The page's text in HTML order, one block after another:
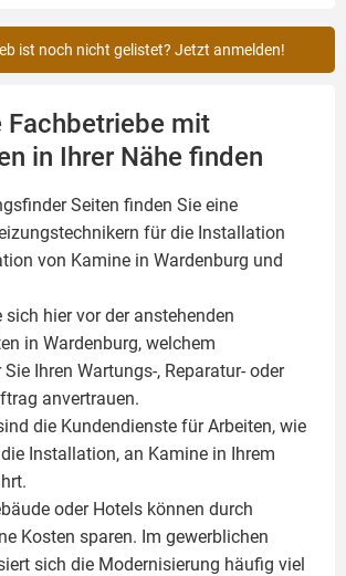
ist noch nicht gelistet? Jetzt anmelden!
Fachbetriebe mit
in Ihrer Nähe finden
Seiten finden Sie eine
für die Installation
von Kamine in Wardenburg und
sich hier vor der anstehenden
in Wardenburg, welchem
Ihren Wartungs-, Reparatur- oder
anvertrauen.
die Kundendienste für Arbeiten, wie
Installation, an Kamine in Ihrem
oder Hotels können durch
Kosten sparen. Im gewerblichen
sich die Modernisierung häufig viel